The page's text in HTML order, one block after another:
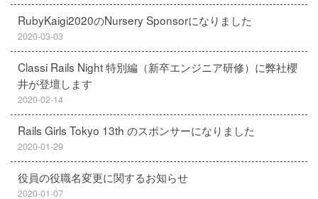
RubyKaigi2020のNursery Sponsorになりました
2020-03-03
Classi Rails Night 特別編（新卒エンジニア研修）に弊社櫻
井が登壇します
2020-02-14
Rails Girls Tokyo 13th のスポンサーになりました
2020-01-29
役員の役職名変更に関するお知らせ
2020-01-07